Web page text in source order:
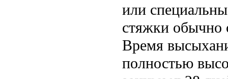
или
стяжки обычно
Время
полностью